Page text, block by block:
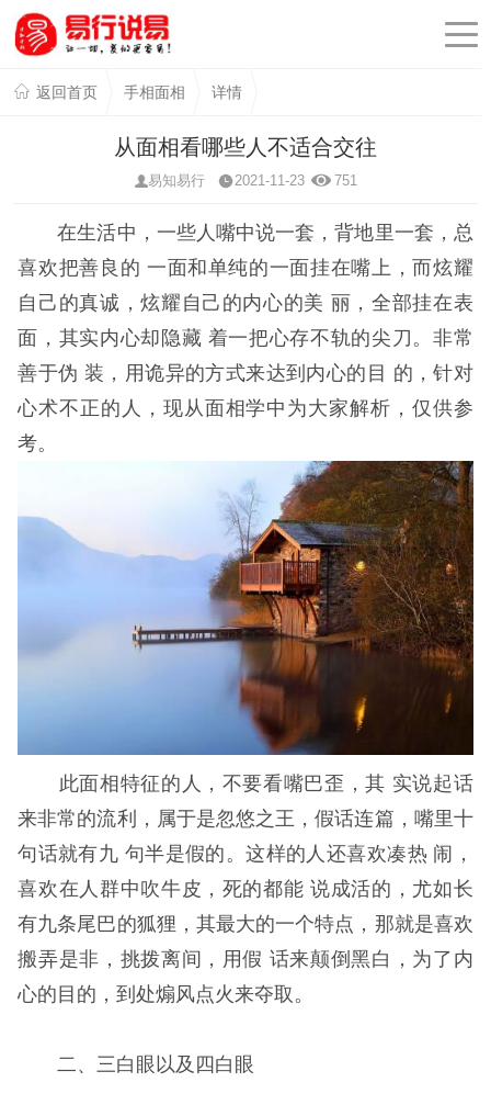
返回首页 手相面相 详情
从面相看哪些人不适合交往
易知易行 2021-11-23 751
在生活中，一些人嘴中说一套，背地里一套，总
喜欢把善良的 一面和单纯的一面挂在嘴上，而炫耀
自己的真诚，炫耀自己的内心的美 丽，全部挂在表
面，其实内心却隐藏 着一把心存不轨的尖刀。非常
善于伪 装，用诡异的方式来达到内心的目 的，针对
心术不正的人，现从面相学中为大家解析，仅供参
考。
此面相特征的人，不要看嘴巴歪，其 实说起话
来非常的流利，属于是忽悠之王，假话连篇，嘴里十
句话就有九 句半是假的。这样的人还喜欢凑热 闹，
喜欢在人群中吹牛皮，死的都能 说成活的，尤如长
有九条尾巴的狐狸，其最大的一个特点，那就是喜欢
搬弄是非，挑拨离间，用假 话来颠倒黑白，为了内
心的目的，到处煽风点火来夺取。
二、三白眼以及四白眼